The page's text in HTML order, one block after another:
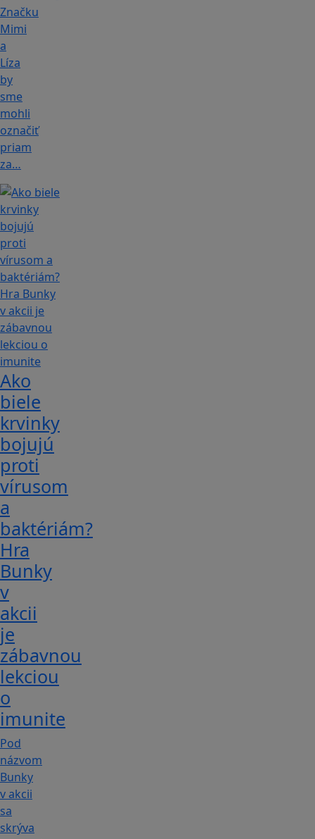
Značku
Mimi
a
Líza
by
sme
mohli
označiť
priam
za…
Ako
biele
krvinky
bojujú
proti
vírusom
a
baktériám?
Hra
Bunky
v
akcii
je
zábavnou
lekciou
o
imunite
Pod
názvom
Bunky
v akcii
sa
skrýva